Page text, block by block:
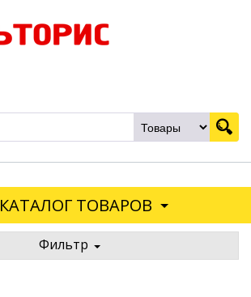
КАТАЛОГ ТОВАРОВ
Фильтр